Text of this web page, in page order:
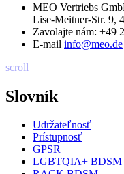
MEO Vertriebs
Lise-Meitner-Str. 9,
Zavolajte nám: +49
E-mail info@meo.de
scroll
Slovník
Udržateľnosť
Prístupnosť
GPSR
LGBTQIA+ BDSM